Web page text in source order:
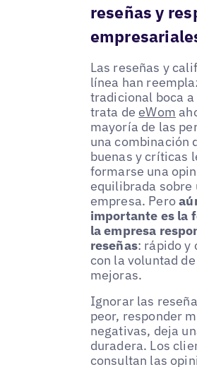
reseñas y
Las reseñas y
línea han
tradicional boca a
trata de eWom
mayoría de las
una combinación
buenas y críticas
formarse una
equilibrada sobre
empresa. Pero
importante es la
la empresa
reseñas: rápido y
con la voluntad
mejoras.
Ignorar las
peor, responder
negativas, deja
duradera. Los
consultan las